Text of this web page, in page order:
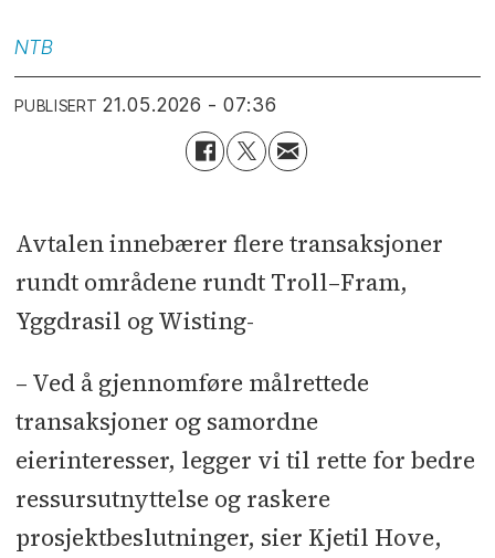
NTB
PUBLISERT 21.05.2026 - 07:36
Avtalen innebærer flere transaksjoner
rundt områdene rundt Troll–Fram,
Yggdrasil og Wisting-
– Ved å gjennomføre målrettede
transaksjoner og samordne
eierinteresser, legger vi til rette for bedre
ressursutnyttelse og raskere
prosjektbeslutninger, sier Kjetil Hove,